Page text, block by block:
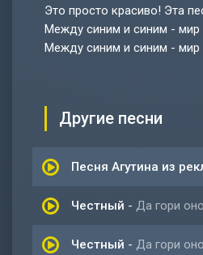
Это просто красиво! Эта
Между синим и синим - мир
Между синим и синим - мир
Другие песни
Песня Агутина из
Честный - Да гори оно
Честный - Да гори